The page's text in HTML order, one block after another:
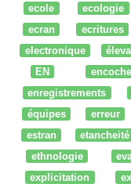
ecole
ecologie
ecran
ecritures
electronique
EN
encoche
enregistrements
équipes
erreur
estran
etancheité
ethnologie
explicitation